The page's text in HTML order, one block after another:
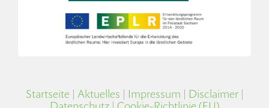
Startseite Aktuelles Impressum Disclaimer|